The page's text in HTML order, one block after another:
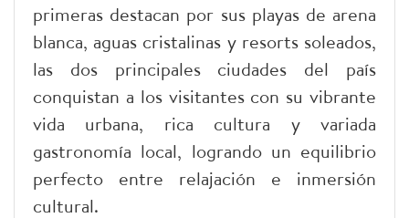
primeras destacan por sus playas de arena
blanca, aguas cristalinas y resorts soleados,
las dos principales ciudades del país
conquistan a los visitantes con su vibrante
vida urbana, rica cultura y variada
gastronomía local, logrando un equilibrio
perfecto entre relajación e inmersión
cultural.